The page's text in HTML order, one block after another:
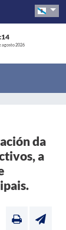
agosto 2026
da
a